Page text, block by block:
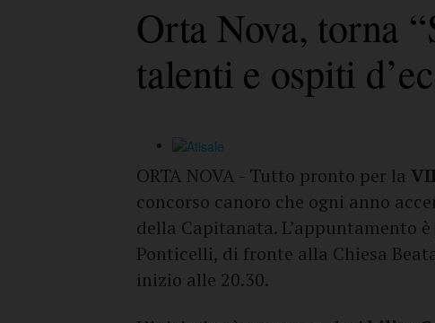
Orta Nova, torna
talenti e ospiti
ORTA NOVA - Tutto pronto per la
concorso canoro che ogni anno
della Capitanata. L’appuntamento è
Ponticelli, di fronte alla Chiesa
inizio alle 20.30.